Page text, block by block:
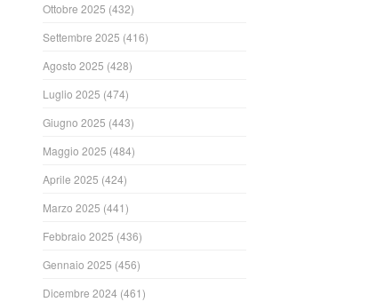
Ottobre 2025 (432)
Settembre 2025 (416)
Agosto 2025 (428)
Luglio 2025 (474)
Giugno 2025 (443)
Maggio 2025 (484)
Aprile 2025 (424)
Marzo 2025 (441)
Febbraio 2025 (436)
Gennaio 2025 (456)
Dicembre 2024 (461)